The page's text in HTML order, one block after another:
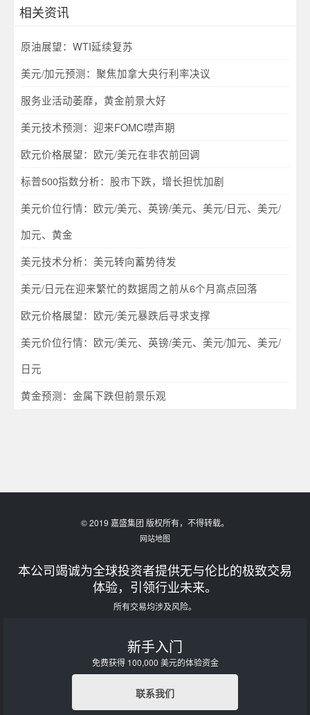
相关资讯
原油展望：WTI延续复苏
美元/加元预测：聚焦加拿大央行利率决议
服务业活动萎靡，黄金前景大好
美元技术预测：迎来FOMC噤声期
欧元价格展望：欧元/美元在非农前回调
标普500指数分析：股市下跌，增长担忧加剧
美元价位行情：欧元/美元、英镑/美元、美元/日元、美元/
加元、黄金
美元技术分析：美元转向蓄势待发
美元/日元在迎来繁忙的数据周之前从6个月高点回落
欧元价格展望：欧元/美元暴跌后寻求支撑
美元价位行情：欧元/美元、英镑/美元、美元/加元、美元/
日元
黄金预测：金属下跌但前景乐观
© 2019 嘉盛集团 版权所有，不得转载。
网站地图
本公司竭诚为全球投资者提供无与伦比的极致交易
体验，引领行业未来。
所有交易均涉及风险。
新手入门
免费获得 100,000 美元的体验资金
联系我们